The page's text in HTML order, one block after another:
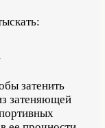
затенить
затеняющей